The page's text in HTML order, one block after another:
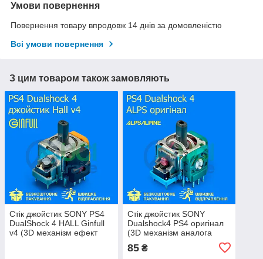
Умови повернення
Повернення товару впродовж 14 днів за домовленістю
Всі умови повернення
З цим товаром також замовляють
Стік джойстик SONY PS4
DualShock 4 HALL Ginfull
v4 (3D механізм ефект
Стік джойстик SONY
Dualshock4 PS4 оригінал
(3D механізм аналога
PlayStation 4)
85₴